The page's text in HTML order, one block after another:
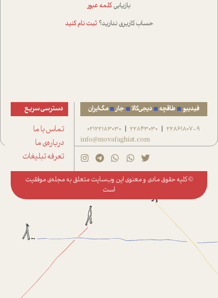
بازیابی کلمه عبور
حساب کاربری ندارید؟ ثبت نام کنید
فیدیبو طاقچه دیجی‌کالا جار مگ‌ایران
22861807-9
|
22843030
|
02122183030
info@movafaghiat.com
دسترسی سریع
تماس با ما
درباره‌ی ما
تعرفه تبلیغات
© کلیه حقوق مادی و معنوی این وب‌سایت متعلق به مجله‌ی موفقیت
است